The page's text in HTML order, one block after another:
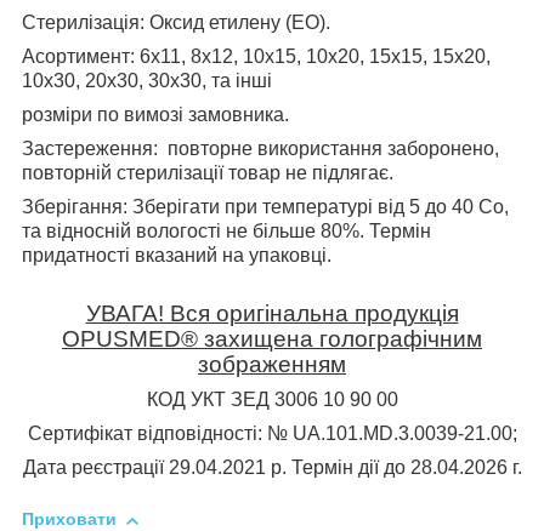
Стерилізація: Оксид етилену (ЕО).
Асортимент: 6х11, 8х12, 10х15, 10х20, 15х15, 15х20,
10х30, 20х30, 30х30, та інші
розміри по вимозі замовника.
Застереження: повторне використання заборонено,
повторній стерилізації товар не підлягає.
Зберігання: Зберігати при температурі від 5 до 40 Со,
та відносній вологості не більше 80%. Термін
придатності вказаний на упаковці.
УВАГА! Вся оригінальна продукція
OPUSMED® захищена голографічним
зображенням
КОД УКТ ЗЕД 3006 10 90 00
Сертифікат відповідності: № UA.101.MD.3.0039-21.00;
Дата реєстрації 29.04.2021 р. Термін дії до 28.04.2026 г.
Приховати